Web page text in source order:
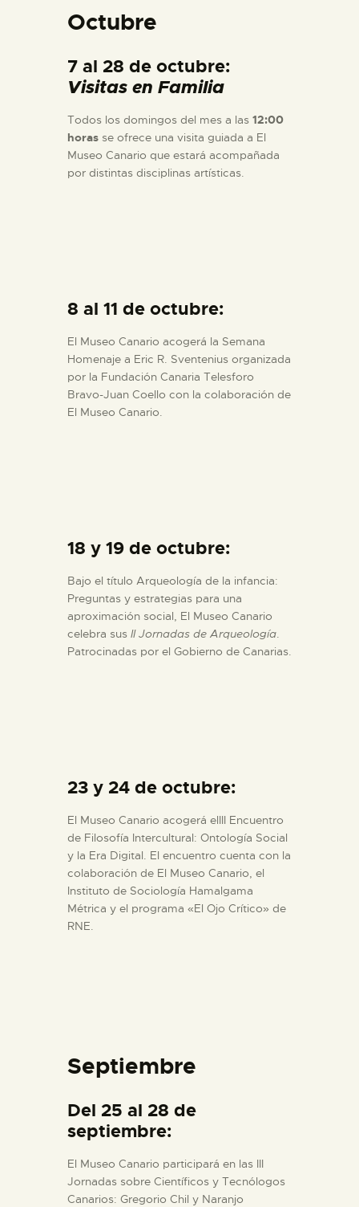
Octubre
7 al 28 de octubre:
Visitas en Familia
Todos los domingos del mes a las 12:00
horas se ofrece una visita guiada a El
Museo Canario que estará acompañada
por distintas disciplinas artísticas.
8 al 11 de octubre:
El Museo Canario acogerá la Semana
Homenaje a Eric R. Sventenius organizada
por la Fundación Canaria Telesforo
Bravo-Juan Coello con la colaboración de
El Museo Canario.
18 y 19 de octubre:
Bajo el título Arqueología de la infancia:
Preguntas y estrategias para una
aproximación social, El Museo Canario
celebra sus II Jornadas de Arqueología.
Patrocinadas por el Gobierno de Canarias.
23 y 24 de octubre:
El Museo Canario acogerá elIII Encuentro
de Filosofía Intercultural: Ontología Social
y la Era Digital. El encuentro cuenta con la
colaboración de El Museo Canario, el
Instituto de Sociología Hamalgama
Métrica y el programa «El Ojo Crítico» de
RNE.
Septiembre
Del 25 al 28 de
septiembre:
El Museo Canario participará en las III
Jornadas sobre Científicos y Tecnólogos
Canarios: Gregorio Chil y Naranjo